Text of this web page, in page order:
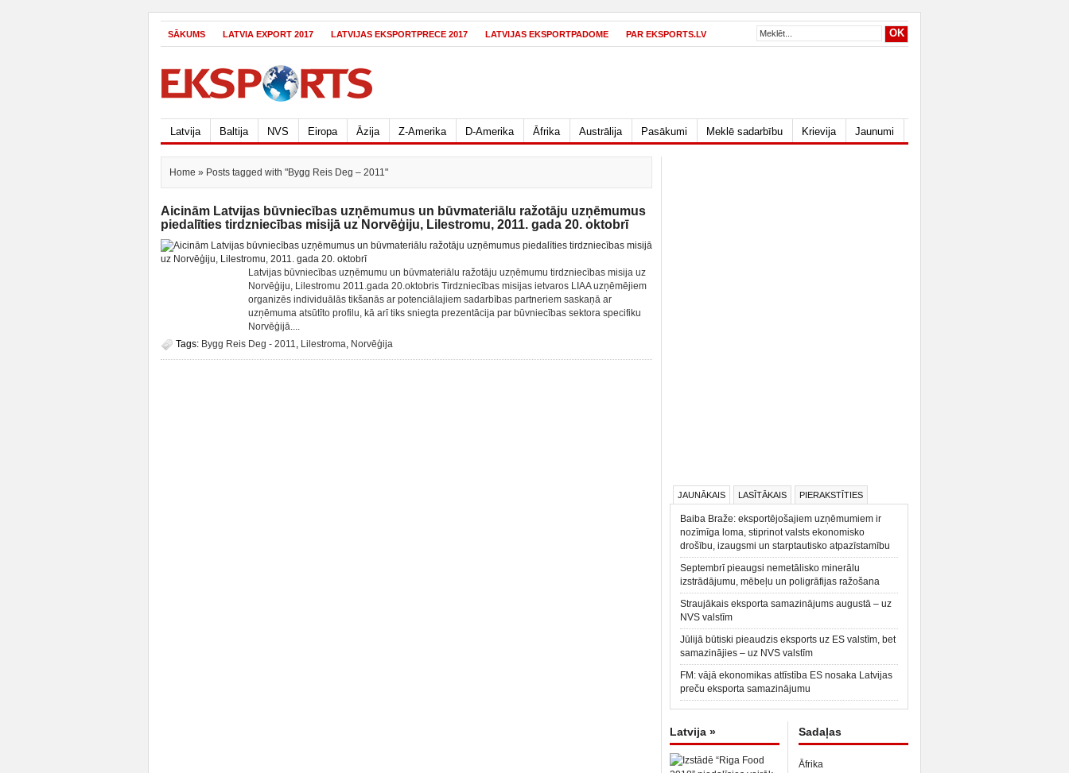
SĀKUMS LATVIA EXPORT 2017 LATVIJAS EKSPORTPRECE 2017 LATVIJAS EKSPORTPADOME PAR EKSPORTS.LV
Latvija Baltija NVS Eiropa Āzija Z-Amerika D-Amerika Āfrika Austrālija Pasākumi Meklē sadarbību Krievija Jaunumi
Home » Posts tagged with "Bygg Reis Deg – 2011"
Aicinām Latvijas būvniecības uzņēmumus un būvmateriālu ražotāju uzņēmumus
piedalīties tirdzniecības misijā uz Norvēģiju, Lilestromu, 2011. gada 20. oktobrī
Latvijas būvniecības uzņēmumu un būvmateriālu ražotāju uzņēmumu tirdzniecības misija uz
Norvēģiju, Lilestromu 2011.gada 20.oktobris Tirdzniecības misijas ietvaros LIAA uzņēmējiem
organizēs individuālās tikšanās ar potenciālajiem sadarbības partneriem saskaņā ar
uzņēmuma atsūtīto profilu, kā arī tiks sniegta prezentācija par būvniecības sektora specifiku
Norvēģijā....
Tags: Bygg Reis Deg - 2011, Lilestroma, Norvēģija
JAUNĀKAIS LASĪTĀKAIS PIERAKSTĪTIES
Baiba Braže: eksportējošajiem uzņēmumiem ir
nozīmīga loma, stiprinot valsts ekonomisko
drošību, izaugsmi un starptautisko atpazīstamību
Septembrī pieaugsi nemetālisko minerālu
izstrādājumu, mēbeļu un poligrāfijas ražošana
Straujākais eksporta samazinājums augustā – uz
NVS valstīm
Jūlijā būtiski pieaudzis eksports uz ES valstīm, bet
samazinājies – uz NVS valstīm
FM: vājā ekonomikas attīstība ES nosaka Latvijas
preču eksporta samazinājumu
Latvija » Sadaļas
Āfrika